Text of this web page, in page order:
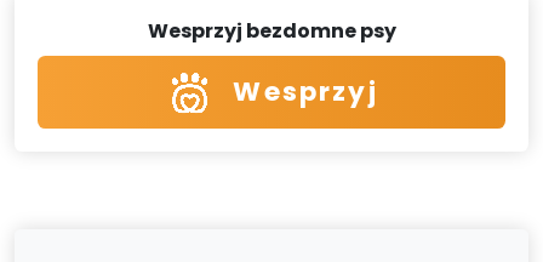
Wesprzyj bezdomne psy
Wesprzyj